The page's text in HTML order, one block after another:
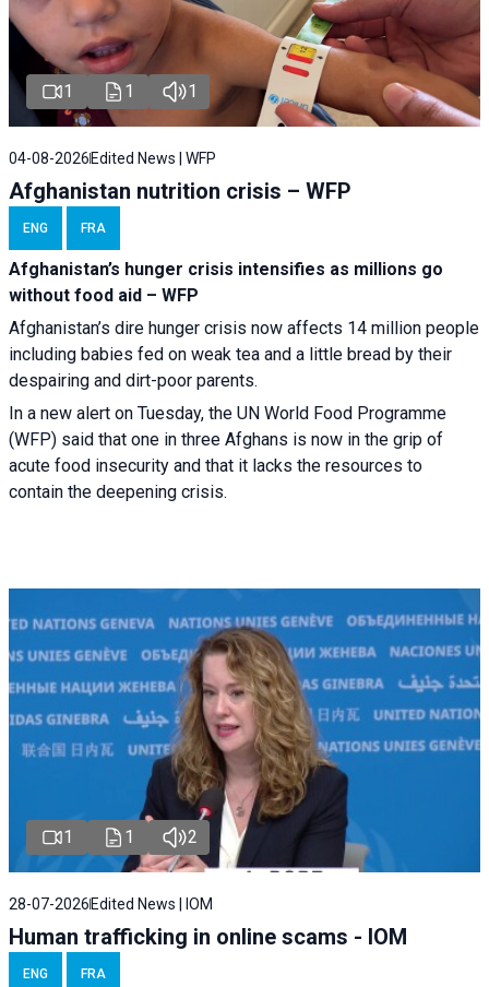
1 1 1
04-08-2026 Edited News | WFP
Afghanistan nutrition crisis – WFP
ENG FRA
Afghanistan’s hunger crisis intensifies as millions go
without food aid – WFP
Afghanistan’s dire hunger crisis now affects 14 million people
including babies fed on weak tea and a little bread by their
despairing and dirt-poor parents.
In a new alert on Tuesday, the UN World Food Programme
(WFP) said that one in three Afghans is now in the grip of
acute food insecurity and that it lacks the resources to
contain the deepening crisis.
1 1 2
28-07-2026Edited News | IOM
Human trafficking in online scams - IOM
ENG FRA